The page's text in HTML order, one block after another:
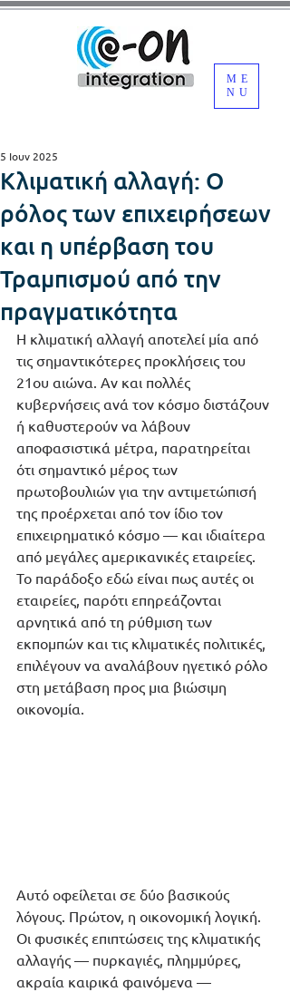
ME
NU
Κλιματική αλλαγή: Ο
ρόλος των επιχειρήσεων
και η υπέρβαση του
Τραμπισμού από την
πραγματικότητα
5 Ιουν 2025
Η κλιματική αλλαγή αποτελεί μία από
τις σημαντικότερες προκλήσεις του
21ου αιώνα. Αν και πολλές
κυβερνήσεις ανά τον κόσμο διστάζουν
ή καθυστερούν να λάβουν
αποφασιστικά μέτρα, παρατηρείται
ότι σημαντικό μέρος των
πρωτοβουλιών για την αντιμετώπισή
της προέρχεται από τον ίδιο τον
επιχειρηματικό κόσμο — και ιδιαίτερα
από μεγάλες αμερικανικές εταιρείες.
Το παράδοξο εδώ είναι πως αυτές οι
εταιρείες, παρότι επηρεάζονται
αρνητικά από τη ρύθμιση των
εκπομπών και τις κλιματικές πολιτικές,
επιλέγουν να αναλάβουν ηγετικό ρόλο
στη μετάβαση προς μια βιώσιμη
οικονομία.
Αυτό οφείλεται σε δύο βασικούς
λόγους. Πρώτον, η οικονομική λογική.
Οι φυσικές επιπτώσεις της κλιματικής
αλλαγής — πυρκαγιές, πλημμύρες,
ακραία καιρικά φαινόμενα —